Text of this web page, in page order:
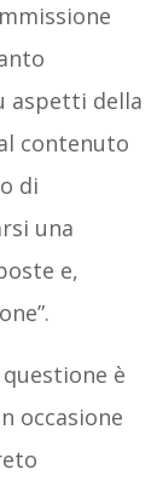
aspetti della
contenuto
di
una
e,
è
occasione